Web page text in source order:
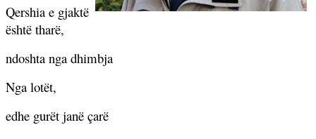
Qershia e gjaktë
është tharë,
ndoshta nga dhimbja
Nga lotët,
edhe gurët janë çarë